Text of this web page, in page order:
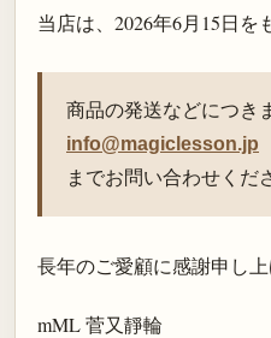
当店は、 2026年6月15日を
商品の発送などにつき
info@magiclesson.jp
までお問い合わせくだ
長年のご愛顧に感謝申し上
mML 菅又靜輪